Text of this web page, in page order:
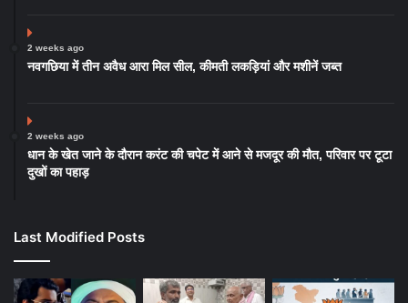
2 weeks ago
नवगछिया में तीन अवैध आरा मिल सील, कीमती लकड़ियां और मशीनें जब्त
2 weeks ago
धान के खेत जाने के दौरान करंट की चपेट में आने से मजदूर की मौत, परिवार पर टूटा
दुखों का पहाड़
Last Modified Posts